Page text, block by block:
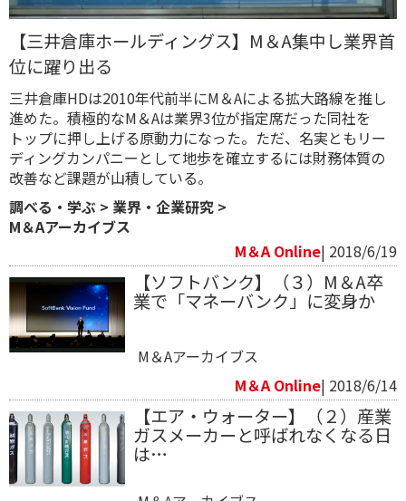
【三井倉庫ホールディングス】M＆A集中し業界首
位に躍り出る
三井倉庫HDは2010年代前半にM＆Aによる拡大路線を推し
進めた。積極的なM＆Aは業界3位が指定席だった同社を
トップに押し上げる原動力になった。ただ、名実ともリー
ディングカンパニーとして地歩を確立するには財務体質の
改善など課題が山積している。
調べる・学ぶ > 業界・企業研究 >
M＆Aアーカイブス
M＆A Online| 2018/6/19
【ソフトバンク】（３）M＆A卒
業で「マネーバンク」に変身か
M＆Aアーカイブス
M＆A Online| 2018/6/14
【エア・ウォーター】（２）産業
ガスメーカーと呼ばれなくなる日
は…